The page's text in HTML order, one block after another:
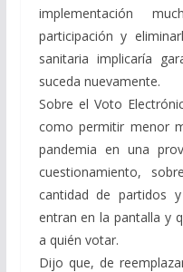
implementación
participación y
sanitaria implicaría
suceda nuevamente.
Sobre el Voto
como permitir menor
pandemia en una
cuestionamiento,
cantidad de partidos
entran en la pantalla y
a quién votar.
Dijo que, de